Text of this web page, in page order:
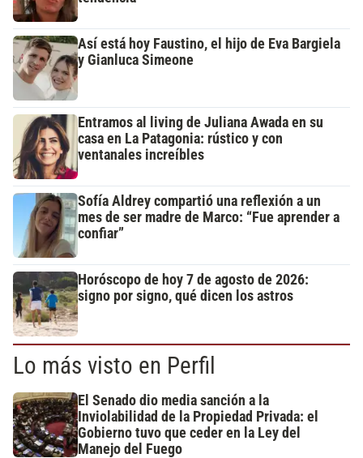
Así está hoy Faustino, el hijo de Eva Bargiela
y Gianluca Simeone
Entramos al living de Juliana Awada en su
casa en La Patagonia: rústico y con
ventanales increíbles
Sofía Aldrey compartió una reflexión a un
mes de ser madre de Marco: “Fue aprender a
confiar”
Horóscopo de hoy 7 de agosto de 2026:
signo por signo, qué dicen los astros
Lo más visto en Perfil
El Senado dio media sanción a la
Inviolabilidad de la Propiedad Privada: el
Gobierno tuvo que ceder en la Ley del
Manejo del Fuego